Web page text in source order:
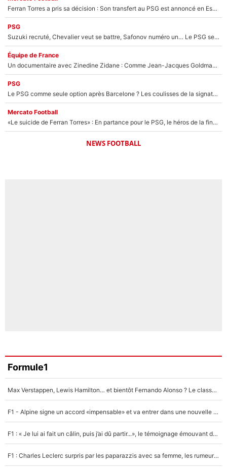
Ferran Torres a pris sa décision : Son transfert au PSG est annoncé en Espagne !
PSG
Suzuki recruté, Chevalier veut se battre, Safonov numéro un… Le PSG se lance encore dans un gros chantier pour le poste de gardien de but
Équipe de France
Un documentaire avec Zinedine Zidane : Comme Jean-Jacques Goldman et Mylène Farmer, le nouveau sélectionneur de l'équipe de France a recalé une journaliste très connue
PSG
Le PSG comme seule option après Barcelone ? Les coulisses de la signature historique de Lionel Messi sont révélées au grand jour !
Mercato Football
«Le suicide de Ferran Torres» : En partance pour le PSG, le héros de la finale de la Coupe du monde s'attire les foudres de la presse espagnole !
NEWS FOOTBALL
Formule1
Max Verstappen, Lewis Hamilton… et bientôt Fernando Alonso ? Le classement des pilotes les mieux payés en Formule 1 risque de changer !
F1 - Alpine signe un accord «impensable» et va entrer dans une nouvelle dimension : Grande nouvelle pour Pierre Gasly !
F1 : « Je lui ai fait un câlin, puis j’ai dû partir...», le témoignage émouvant de Max Verstappen sur sa fille
F1 : Charles Leclerc surpris par les paparazzis avec sa femme, les rumeurs étaient vraies !